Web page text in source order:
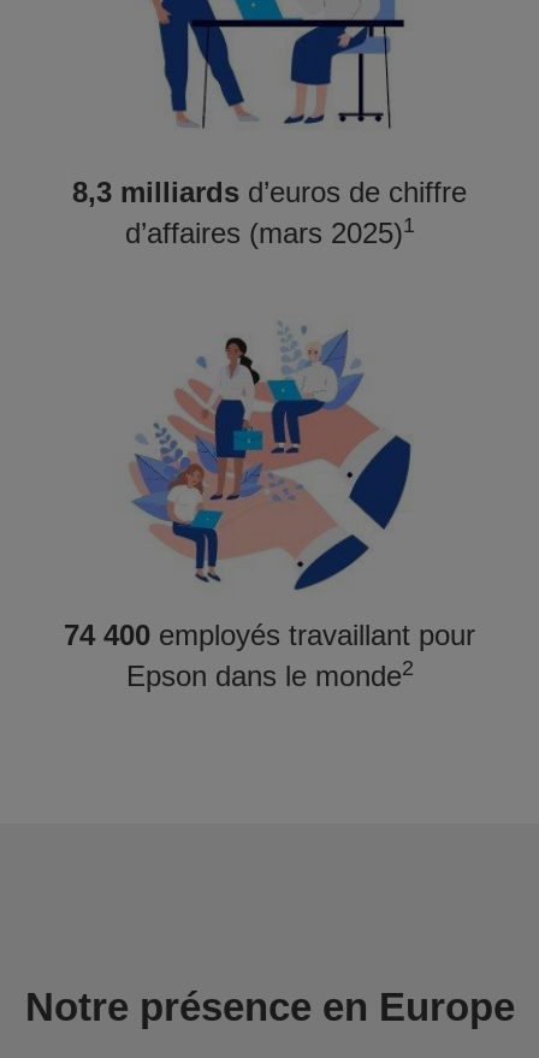
8,3 milliards d’euros de chiffre
d’affaires (mars 2025)1
74 400 employés travaillant pour
Epson dans le monde2
Notre présence en Europe